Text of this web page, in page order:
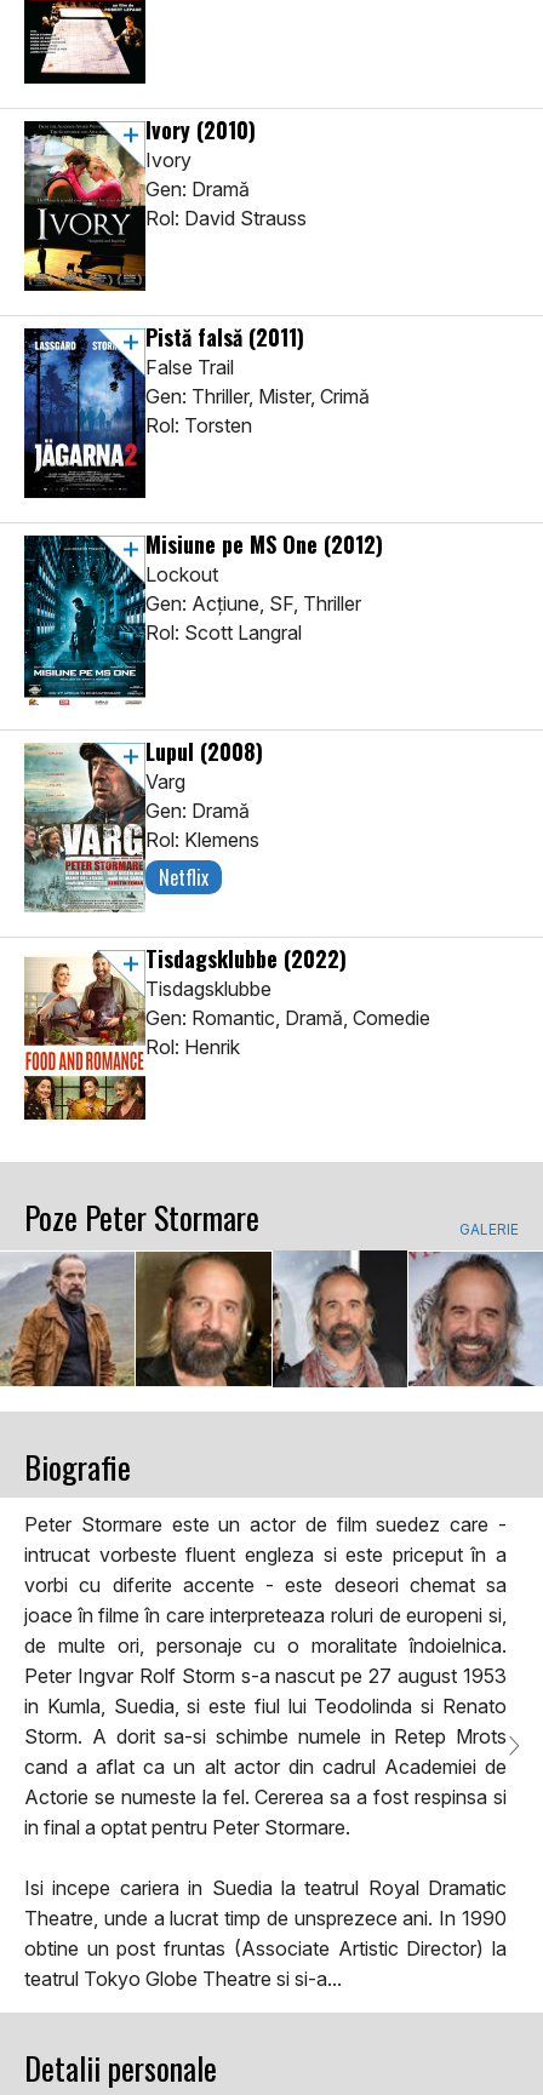
Ivory (2010)
Ivory
Gen: Dramă
Rol: David Strauss
Pistă falsă (2011)
False Trail
Gen: Thriller, Mister, Crimă
Rol: Torsten
Misiune pe MS One (2012)
Lockout
Gen: Acţiune, SF, Thriller
Rol: Scott Langral
Lupul (2008)
Varg
Gen: Dramă
Rol: Klemens
Netflix
Tisdagsklubbe (2022)
Tisdagsklubbe
Gen: Romantic, Dramă, Comedie
Rol: Henrik
Poze Peter Stormare GALERIE
Biografie
Peter Stormare este un actor de film suedez care -
intrucat vorbeste fluent engleza si este priceput în a
vorbi cu diferite accente - este deseori chemat sa
joace în filme în care interpreteaza roluri de europeni si,
de multe ori, personaje cu o moralitate îndoielnica.
Peter Ingvar Rolf Storm s-a nascut pe 27 august 1953
in Kumla, Suedia, si este fiul lui Teodolinda si Renato
Storm. A dorit sa-si schimbe numele in Retep Mrots
cand a aflat ca un alt actor din cadrul Academiei de
Actorie se numeste la fel. Cererea sa a fost respinsa si
in final a optat pentru Peter Stormare.
Isi incepe cariera in Suedia la teatrul Royal Dramatic
Theatre, unde a lucrat timp de unsprezece ani. In 1990
obtine un post fruntas (Associate Artistic Director) la
teatrul Tokyo Globe Theatre si si-a...
Detalii personale